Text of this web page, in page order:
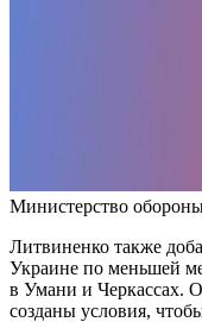
Министерство
Литвиненко также
Украине по меньшей
в Умани и Черкассах.
созданы условия,